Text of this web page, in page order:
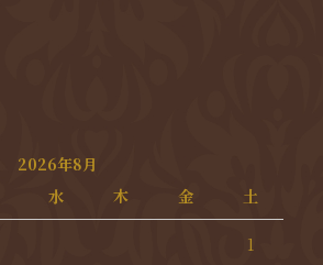
2026年8月
水 木 金 土
1